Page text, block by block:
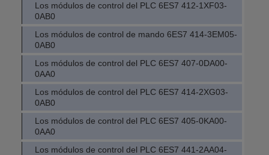
Los módulos de control del PLC 6ES7 412-1XF03-
0AB0
Los módulos de control de mando 6ES7 414-3EM05-
0AB0
Los módulos de control del PLC 6ES7 407-0DA00-
0AA0
Los módulos de control del PLC 6ES7 414-2XG03-
0AB0
Los módulos de control del PLC 6ES7 405-0KA00-
0AA0
Los módulos de control del PLC 6ES7 441-2AA04-